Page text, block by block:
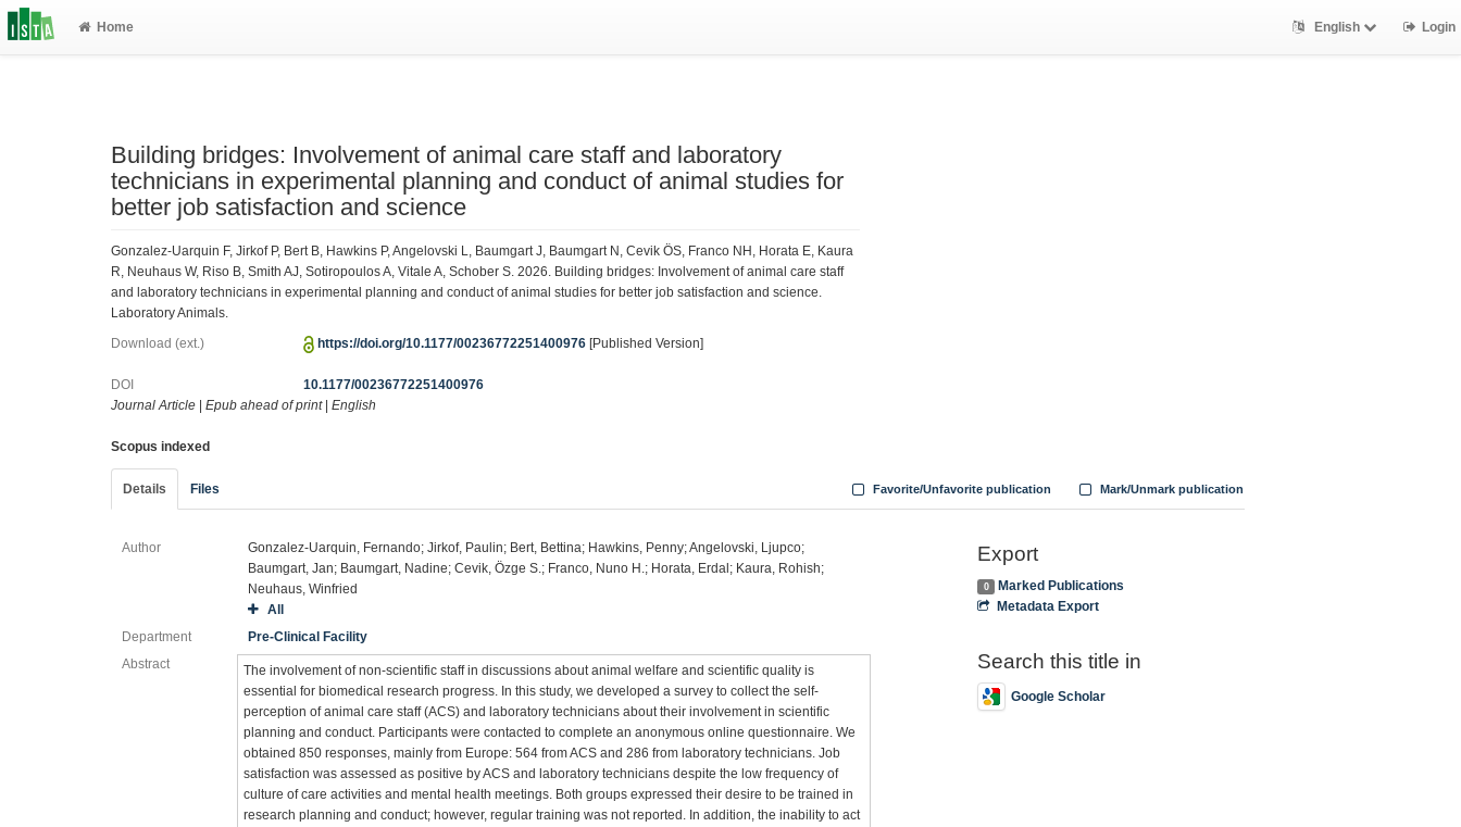
Home English Login
Building bridges: Involvement of animal care staff and laboratory
technicians in experimental planning and conduct of animal studies for
better job satisfaction and science
Gonzalez-Uarquin F, Jirkof P, Bert B, Hawkins P, Angelovski L, Baumgart J, Baumgart N, Cevik ÖS, Franco NH, Horata E, Kaura
R, Neuhaus W, Riso B, Smith AJ, Sotiropoulos A, Vitale A, Schober S. 2026. Building bridges: Involvement of animal care staff
and laboratory technicians in experimental planning and conduct of animal studies for better job satisfaction and science.
Laboratory Animals.
Download (ext.) https://doi.org/10.1177/00236772251400976 [Published Version]
DOI
10.1177/00236772251400976
Journal Article
Epub ahead of print| English
Scopus indexed
Details Files Mark/Unmark publication
Favorite/Unfavorite publication
Author
Gonzalez-Uarquin, Fernando; Jirkof, Paulin; Bert, Bettina; Hawkins, Penny; Angelovski, Ljupco;
Baumgart, Jan; Baumgart, Nadine; Cevik, Özge S.; Franco, Nuno H.; Horata, Erdal; Kaura, Rohish;
Neuhaus, Winfried
All
Department
Pre-Clinical Facility
Abstract
The involvement of non-scientific staff in discussions about animal welfare and scientific quality is
essential for biomedical research progress. In this study, we developed a survey to collect the self-
perception of animal care staff (ACS) and laboratory technicians about their involvement in scientific
planning and conduct. Participants were contacted to complete an anonymous online questionnaire. We
obtained 850 responses, mainly from Europe: 564 from ACS and 286 from laboratory technicians. Job
satisfaction was assessed as positive by ACS and laboratory technicians despite the low frequency of
culture of care activities and mental health meetings. Both groups expressed their desire to be trained in
research planning and conduct; however, regular training was not reported. In addition, the inability to act
Export
0
Marked Publications
Metadata Export
Search this title in
Google Scholar